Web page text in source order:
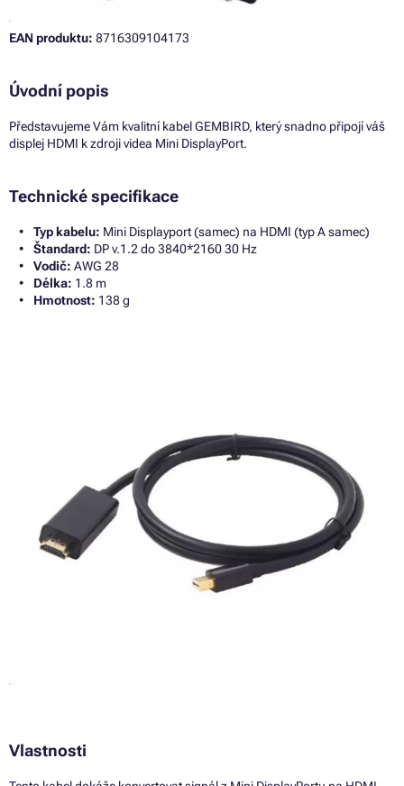
EAN produktu: 8716309104173
Úvodní popis
Představujeme Vám kvalitní kabel GEMBIRD, který snadno připojí váš
displej HDMI k zdroji videa Mini DisplayPort.
Technické specifikace
Typ kabelu: Mini Displayport (samec) na HDMI (typ A samec)
Štandard: DP v.1.2 do 3840*2160 30 Hz
Vodič: AWG 28
Délka: 1.8 m
Hmotnost: 138 g
Vlastnosti